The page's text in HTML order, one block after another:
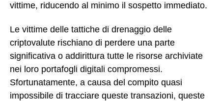
vittime, riducendo al minimo il sospetto immediato.
Le vittime delle tattiche di drenaggio delle
criptovalute rischiano di perdere una parte
significativa o addirittura tutte le risorse archiviate
nei loro portafogli digitali compromessi.
Sfortunatamente, a causa del compito quasi
impossibile di tracciare queste transazioni, queste